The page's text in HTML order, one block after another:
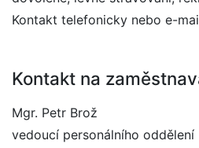
Kontakt telefonicky nebo e-
Kontakt na
Mgr. Petr Brož
vedoucí personálního oddělení